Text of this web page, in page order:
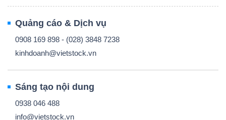
Quảng cáo & Dịch vụ
0908 169 898 - (028) 3848 7238
kinhdoanh@vietstock.vn
Sáng tạo nội dung
0938 046 488
info@vietstock.vn